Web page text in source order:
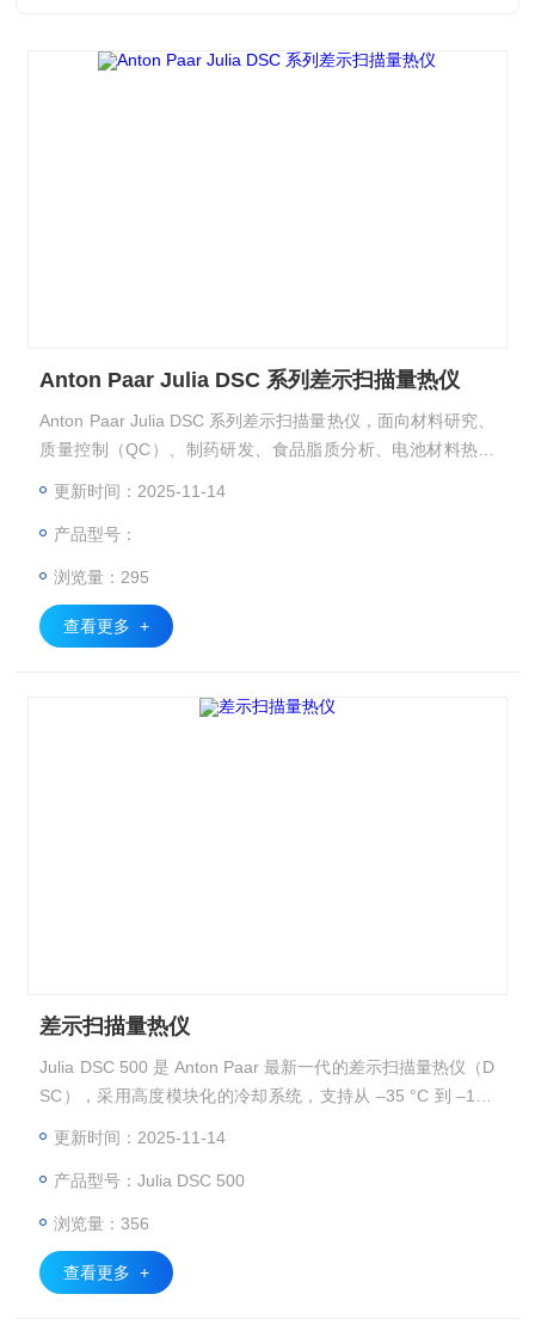
Anton Paar Julia DSC 系列差示扫描量热仪
Anton Paar Julia DSC 系列差示扫描量热仪，面向材料研究、
质量控制（QC）、制药研发、食品脂质分析、电池材料热安
更新时间：2025-11-14
产品型号：
浏览量：295
查看更多 +
差示扫描量热仪
Julia DSC 500 是 Anton Paar 最新一代的差示扫描量热仪（D
SC），采用高度模块化的冷却系统，支持从 –35 °C 到 –170
更新时间：2025-11-14
产品型号：Julia DSC 500
浏览量：356
查看更多 +